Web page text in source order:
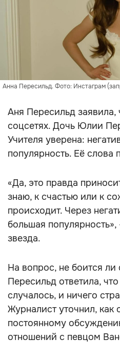
Анна Пересильд. Фото: Инстаграм
Аня Пересильд заявила,
соцсетях. Дочь Юлии
Учителя уверена:
популярность. Её слова
«Да, это правда
знаю, к счастью или к
происходит. Через
большая популярность»,
звезда.
На вопрос, не боится
Пересильд ответила,
случалось, и ничего
Журналист уточнил, как
постоянному
отношений с певцом